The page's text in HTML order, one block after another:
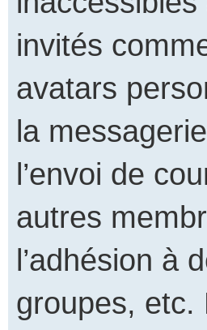
invités
avatars
la
l’envoi de
autres
l’adhésion à
groupes, etc.